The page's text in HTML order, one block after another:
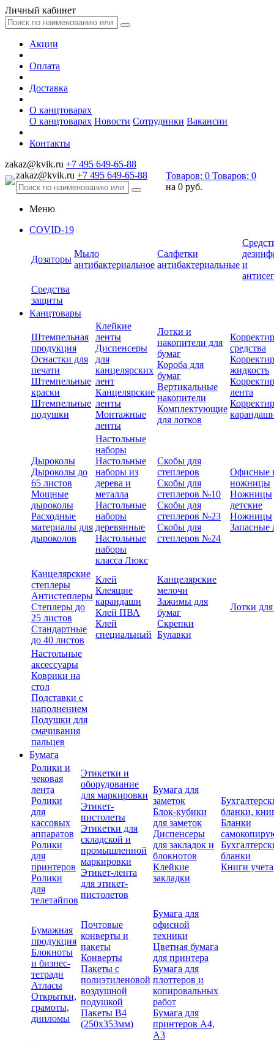
Личный кабинет
Акции
Оплата
Доставка
О канцтоварах
О канцтоварах Новости Сотрудники Вакансии
Контакты
zakaz@kvik.ru +7 495 649-65-88
zakaz@kvik.ru +7 495 649-65-88 Товаров: 0 Товаров: 0
на 0 руб.
Меню
COVID-19
Дозаторы
Мыло
антибактериальное
Салфетки
антибактериальные и
Средства
защиты
Канцтовары
Штемпельная
продукция
Оснастки для
печати
Штемпельные
краски
Штемпельные
подушки
Клейкие
ленты
Диспенсеры
для
канцелярских
лент
Канцелярские
ленты
Монтажные
ленты
Лотки и
накопители для
бумаг
Короба для
бумаг
Вертикальные
накопители
Комплектующие
для лотков
средства
жидкость
лента
Дыроколы
Дыроколы до
65 листов
Мощные
дыроколы
Расходные
материалы для
дыроколов
Настольные
наборы
Настольные
наборы из
дерева и
металла
Настольные
наборы
деревянные
Настольные
наборы
класса Люкс
Скобы для
степлеров
Скобы для
степлеров №10
Скобы для
степлеров №23
Скобы для
степлеров №24
Офисные
ножницы
Ножницы
детские
Ножницы
Запасные
Канцелярские
степлеры
Антистеплеры
Степлеры до
25 листов
Стандартные
до 40 листов
Клей
Клеящие
карандаши
Клей ПВА
Клей
специальный
Канцелярские
мелочи
Зажимы для
бумаг
Скрепки
Булавки
Лотки
Настольные
аксессуары
Коврики на
стол
Подставки с
наполнением
Подушки для
смачивания
пальцев
Бумага
Ролики и
чековая
лента
Ролики
для
кассовых
аппаратов
Ролики
для
принтеров
Ролики
для
телетайпов
Этикетки и
оборудование
для маркировки
Этикет-
пистолеты
Этикетки для
складской и
промышленной
маркировки
Этикет-лента
для этикет-
пистолетов
Бумага для
заметок
Блок-кубики
для заметок
Диспенсеры
для закладок и
блокнотов
Клейкие
закладки
бланки,
Бланки
бланки
Книги учета
Бумажная
продукция
Блокноты
и бизнес-
тетради
Атласы
Открытки,
грамоты,
дипломы
Почтовые
конверты и
пакеты
Конверты
Пакеты с
полиэтиленовой
воздушной
подушкой
Пакеты В4
(250х353мм)
Бумага для
офисной
техники
Цветная бумага
для принтера
Бумага для
плоттеров и
копировальных
работ
Бумага для
принтеров А4,
А3